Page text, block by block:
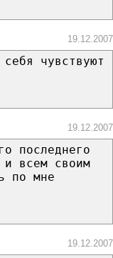
19.12.2007
чувствуют
19.12.2007
последнего
всем своим
по мне
19.12.2007